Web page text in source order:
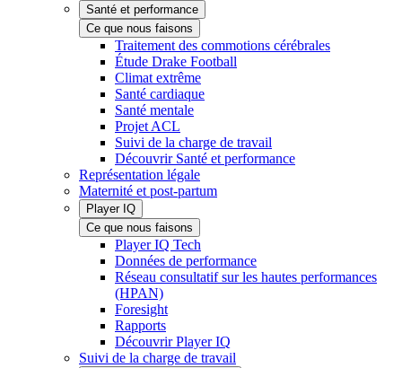
Santé et performance
Ce que nous faisons
Traitement des commotions cérébrales
Étude Drake Football
Climat extrême
Santé cardiaque
Santé mentale
Projet ACL
Suivi de la charge de travail
Découvrir Santé et performance
Représentation légale
Maternité et post-partum
Player IQ
Ce que nous faisons
Player IQ Tech
Données de performance
Réseau consultatif sur les hautes performances
(HPAN)
Foresight
Rapports
Découvrir Player IQ
Suivi de la charge de travail